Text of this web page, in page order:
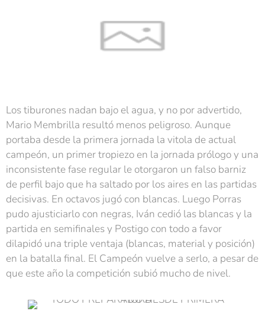
Los tiburones nadan bajo el agua, y no por advertido,
Mario Membrilla resultó menos peligroso. Aunque
portaba desde la primera jornada la vitola de actual
campeón, un primer tropiezo en la jornada prólogo y una
inconsistente fase regular le otorgaron un falso barniz
de perfil bajo que ha saltado por los aires en las partidas
decisivas. En octavos jugó con blancas. Luego Porras
pudo ajusticiarlo con negras, Iván cedió las blancas y la
partida en semifinales y Postigo con todo a favor
dilapidó una triple ventaja (blancas, material y posición)
en la batalla final. El Campeón vuelve a serlo, a pesar de
que este año la competición subió mucho de nivel.